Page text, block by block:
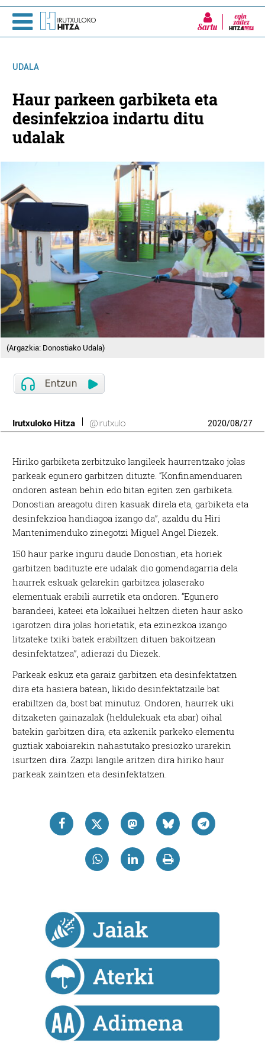
Sartu
UDALA
Haur parkeen garbiketa eta
desinfekzioa indartu ditu
udalak
(Argazkia: Donostiako Udala)
Irutxuloko Hitza @irutxulo 2020/08/27
Hiriko garbiketa zerbitzuko langileek haurrentzako jolas
parkeak egunero garbitzen dituzte. “Konfinamenduaren
ondoren astean behin edo bitan egiten zen garbiketa.
Donostian areagotu diren kasuak direla eta, garbiketa eta
desinfekzioa handiagoa izango da”, azaldu du Hiri
Mantenimenduko zinegotzi Miguel Angel Diezek.
150 haur parke inguru daude Donostian, eta horiek
garbitzen badituzte ere udalak dio gomendagarria dela
haurrek eskuak gelarekin garbitzea jolaserako
elementuak erabili aurretik eta ondoren. “Egunero
barandeei, kateei eta lokailuei heltzen dieten haur asko
igarotzen dira jolas horietatik, eta ezinezkoa izango
litzateke txiki batek erabiltzen dituen bakoitzean
desinfektatzea”, adierazi du Diezek.
Parkeak eskuz eta garaiz garbitzen eta desinfektatzen
dira eta hasiera batean, likido desinfektatzaile bat
erabiltzen da, bost bat minutuz. Ondoren, haurrek uki
ditzaketen gainazalak (heldulekuak eta abar) oihal
batekin garbitzen dira, eta azkenik parkeko elementu
guztiak xaboiarekin nahastutako presiozko urarekin
isurtzen dira. Zazpi langile aritzen dira hiriko haur
parkeak zaintzen eta desinfektatzen.